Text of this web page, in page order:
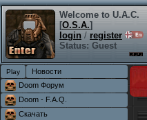
Welcome to U.A.C.
[O.S.A.]
login / register
Status: Guest
Новости
Doom Форум
Doom - F.A.Q.
Скачать